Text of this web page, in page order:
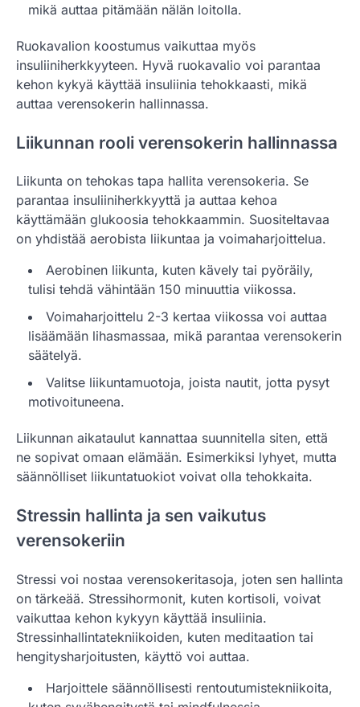
mikä auttaa pitämään nälän loitolla.
Ruokavalion koostumus vaikuttaa myös
insuliiniherkkyyteen. Hyvä ruokavalio voi parantaa
kehon kykyä käyttää insuliinia tehokkaasti, mikä
auttaa verensokerin hallinnassa.
Liikunnan rooli verensokerin hallinnassa
Liikunta on tehokas tapa hallita verensokeria. Se
parantaa insuliiniherkkyyttä ja auttaa kehoa
käyttämään glukoosia tehokkaammin. Suositeltavaa
on yhdistää aerobista liikuntaa ja voimaharjoittelua.
Aerobinen liikunta, kuten kävely tai pyöräily,
tulisi tehdä vähintään 150 minuuttia viikossa.
Voimaharjoittelu 2-3 kertaa viikossa voi auttaa
lisäämään lihasmassaa, mikä parantaa verensokerin
säätelyä.
Valitse liikuntamuotoja, joista nautit, jotta pysyt
motivoituneena.
Liikunnan aikataulut kannattaa suunnitella siten, että
ne sopivat omaan elämään. Esimerkiksi lyhyet, mutta
säännölliset liikuntatuokiot voivat olla tehokkaita.
Stressin hallinta ja sen vaikutus
verensokeriin
Stressi voi nostaa verensokeritasoja, joten sen hallinta
on tärkeää. Stressihormonit, kuten kortisoli, voivat
vaikuttaa kehon kykyyn käyttää insuliinia.
Stressinhallintatekniikoiden, kuten meditaation tai
hengitysharjoitusten, käyttö voi auttaa.
Harjoittele säännöllisesti rentoutumistekniikoita,